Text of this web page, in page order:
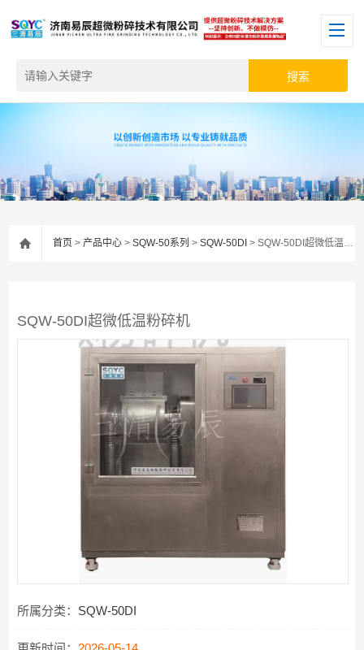
首页 >产品中心 >SQW-50系列 >SQW-50DI > SQW-50DI超微低温粉碎机
SQW-50DI超微低温粉碎机
所属分类： SQW-50DI